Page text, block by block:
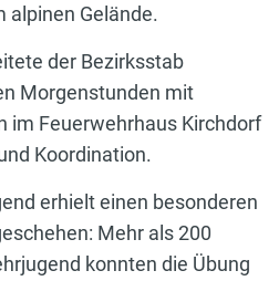
alpinen Gelände.
der Bezirksstab
Morgenstunden mit
im Feuerwehrhaus Kirchdorf
Koordination.
erhielt einen besonderen
Mehr als 200
konnten die Übung